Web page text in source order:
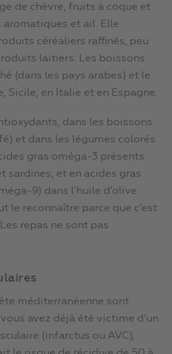
de chèvre, fruits à coque et
aromatiques et ail. Elle
céréaliers raffinés, peu
laitiers. Les boissons
(dans les pays arabes) et le
Sicile, en Italie et en Espagne.
dans les boissons
et dans les légumes colorés.
gras oméga-3 présents
sardines, et en acides gras
9) dans l’huile d’olive.
le reconnaître parce que c’est
Les repas ne sont pas
méditerranéenne sont
avez déjà été victime d’un
(infarctus ou AVC),